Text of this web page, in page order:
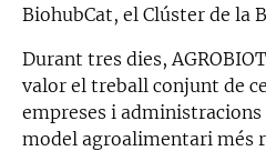
BiohubCat, el Clúster de la
Durant tres dies,
valor el treball conjunt de
empreses i administracions
model agroalimentari més